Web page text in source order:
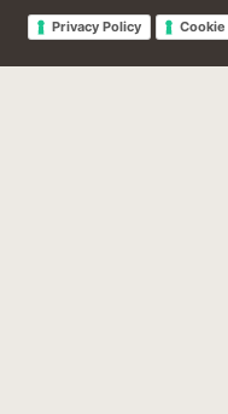
Privacy Policy Cookie